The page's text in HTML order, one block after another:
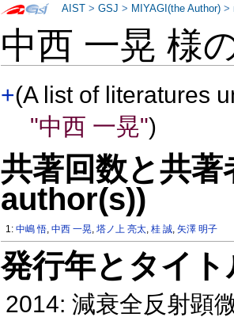
中西 一晃 様
+(A list of literatures
"中西 一晃")
共著回数と共
author(s))
1:中嶋 悟,中西 一晃,塔ノ上 亮太,桂 誠,矢澤 明子
発行年とタイ
2014: 減衰全反射顕
AIST >GSJ > MIYAGI(the Author) >